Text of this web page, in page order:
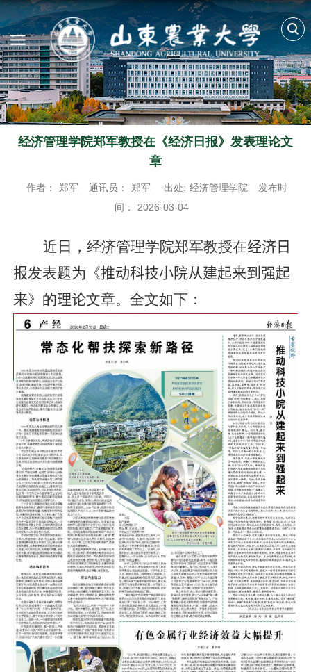
经济管理学院郑军教授在《经济日报》发表理论文
章
作者： 郑军 通讯员： 郑军 出处: 经济管理学院
发布时
间：
2026-03-04
近日，经济管理学院郑军教授在经济日
报发表题为《推动科技小院从建起来到强起
来》的理论文章。全文如下：